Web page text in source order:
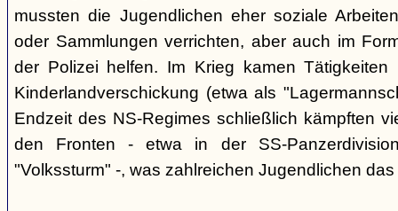
mussten die Jugendlichen eher soziale
oder Sammlungen verrichten, aber auch im
der Polizei helfen. Im Krieg kamen
Kinderlandverschickung (etwa als
Endzeit des NS-Regimes schließlich kämpften
den Fronten - etwa in der SS-
"Volkssturm" -, was zahlreichen Jugendlichen